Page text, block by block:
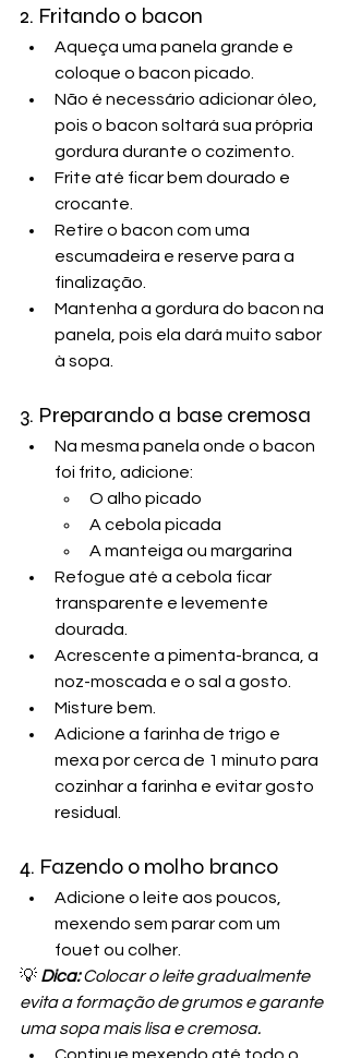
2. Fritando o bacon
Aqueça uma panela grande e
coloque o bacon picado.
Não é necessário adicionar óleo,
pois o bacon soltará sua própria
gordura durante o cozimento.
Frite até ficar bem dourado e
crocante.
Retire o bacon com uma
escumadeira e reserve para a
finalização.
Mantenha a gordura do bacon na
panela, pois ela dará muito sabor
à sopa.
3. Preparando a base cremosa
Na mesma panela onde o bacon
foi frito, adicione:
O alho picado
A cebola picada
A manteiga ou margarina
Refogue até a cebola ficar
transparente e levemente
dourada.
Acrescente a pimenta-branca, a
noz-moscada e o sal a gosto.
Misture bem.
Adicione a farinha de trigo e
mexa por cerca de 1 minuto para
cozinhar a farinha e evitar gosto
residual.
4. Fazendo o molho branco
Adicione o leite aos poucos,
mexendo sem parar com um
fouet ou colher.
💡 Dica: Colocar o leite gradualmente
evita a formação de grumos e garante
uma sopa mais lisa e cremosa.
Continue mexendo até todo o